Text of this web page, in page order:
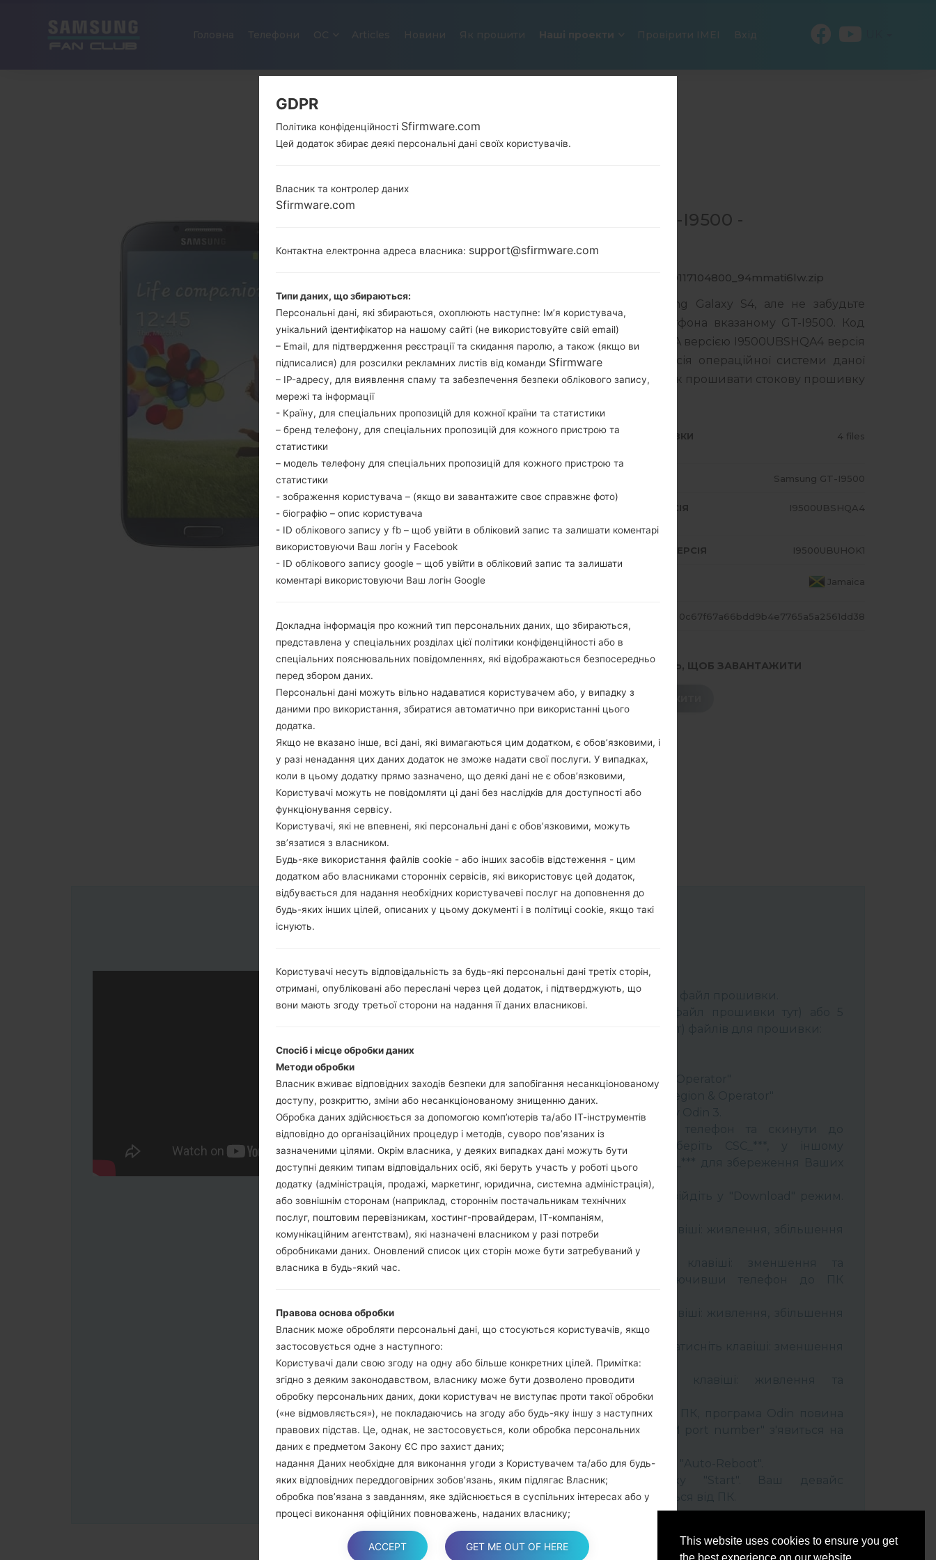
This website uses cookies to ensure you get
Новини Як прошити Наші проекти Провірити IMEI Вхід
ОФІЦІЙНА ПРОШИВКА #3174 ДЛЯ GT-I9500 -
SAMSUNGGALAXY S4
GT-I9500_1_20170117104800_94mmati6lw.zip
Завантажте останнє оновлення прошивки для Samsung Galaxy S4, але не забудьте
перевірити, чи відповідає номер моделі вашого смартфона вказаному GT-I9500. Код
прошивки JDI для JAMAICA. Продукт поставляється з PDA версією I9500UBSHQA4 версія
CSC I9500JDIHOK1, MODEM версия I9500UBUHOK1. Версія операційної системи даної
прошивки Android Lollipop 5.0.1. Повна інструкція про те, як прошивати стокову прошивку
на пристроях Samsung
НАЗВА ФАЙЛУ
GT-I9500_1_20170117104800_9
ТИП ПРОШИВКИ 4 files
Samsung GT-I9500
СИСТЕМА
PDA/AP ВЕРСІЯ I9500UBSHQA4
CSC ВЕРСІЯ MODEM/CP ВЕРСІЯ I9500UBUHOK1
РЕГІОН Jamaica
0c67f67a66bdd9b4e7765a5a2561dd38
1.ПЕРЕВІРТИ НАЯВНІСТЬ RECAPTCHA 2.НАТИСНІТЬ, ЩОБ ЗАВАНТАЖИТИ
ЗАВАНТАЖИТИ
Інструкції
Завантажте на свій ПК:Odin 3
Далі завантажте та розпакуйте файл прошивки.
Вам потрібно 1 (Вибрати 1 файл прошивки тут) або 5
CSC_***: "Country & Region & Operator"
HOME_CSC_***: "Country & Region & Operator"
Додайте усі файли у програму Odin 3.
Якщо ви хочете прошити телефон та скинути до
заводських налаштувань оберіть CSC_***, у іншому
випадку виберіть HOME_CSC_*** для збереження Ваших
даних.
Тепер вимкніть пристрій і увійдіть у "Download" режим.
Усі методи як це зробити:
Натисніть та утримуйти клавіші: живлення, збільшення
гучності та Bixbi.
гучності та додому.
звуку та Bixbi.
Натисніть та утримуйти клавіші: живлення та
збільшення гучності.
Далі підключить телефон до ПК, програма Odin повина
виявити Ваш девайс та "COM port number" з'явиться на
екрані.
Вказуйте лише "F.Reset" час та "Auto-Reboot".
В кінці натисніть кнопку "Start". Ваш девайс
перезагрузиться та відєднається від ПК.
GDPR
Політика конфіденційності Sfirmware.com
Цей додаток збирає деякі персональні дані своїх користувачів.
Власник та контролер даних
Sfirmware.com
Контактна електронна адреса власника: support@sfirmware.com
Типи даних, що збираються:
Персональні дані, які збираються, охоплюють наступне: Ім’я користувача,
унікальний ідентифікатор на нашому сайті (не використовуйте свій email)
– Email, для підтвердження реєстрації та скидання паролю, а також (якщо ви
підписалися) для розсилки рекламних листів від команди Sfirmware
– IP-адресу, для виявлення спаму та забезпечення безпеки облікового запису,
мережі та інформації
- Країну, для спеціальних пропозицій для кожної країни та статистики
– бренд телефону, для спеціальних пропозицій для кожного пристрою та
статистики
– модель телефону для спеціальних пропозицій для кожного пристрою та
статистики
- зображення користувача – (якщо ви завантажите своє справжнє фото)
- біографію – опис користувача
- ID облікового запису у fb – щоб увійти в обліковий запис та залишати коментарі
використовуючи Ваш логін у Facebook
- ID облікового запису google – щоб увійти в обліковий запис та залишати
коментарі використовуючи Ваш логін Google
Докладна інформація про кожний тип персональних даних, що збираються,
представлена у спеціальних розділах цієї політики конфіденційності або в
спеціальних пояснювальних повідомленнях, які відображаються безпосередньо
перед збором даних.
Персональні дані можуть вільно надаватися користувачем або, у випадку з
даними про використання, збиратися автоматично при використанні цього
додатка.
Якщо не вказано інше, всі дані, які вимагаються цим додатком, є обов’язковими, і
у разі ненадання цих даних додаток не зможе надати свої послуги. У випадках,
коли в цьому додатку прямо зазначено, що деякі дані не є обов’язковими,
Користувачі можуть не повідомляти ці дані без наслідків для доступності або
функціонування сервісу.
Користувачі, які не впевнені, які персональні дані є обов’язковими, можуть
зв’язатися з власником.
Будь-яке використання файлів cookie - або інших засобів відстеження - цим
додатком або власниками сторонніх сервісів, які використовує цей додаток,
відбувається для надання необхідних користувачеві послуг на доповнення до
будь-яких інших цілей, описаних у цьому документі і в політиці cookie, якщо такі
існують.
Користувачі несуть відповідальність за будь-які персональні дані третіх сторін,
отримані, опубліковані або переслані через цей додаток, і підтверджують, що
вони мають згоду третьої сторони на надання її даних власникові.
Спосіб і місце обробки даних
Методи обробки
Власник вживає відповідних заходів безпеки для запобігання несанкціонованому
доступу, розкриттю, зміни або несанкціонованому знищенню даних.
Обробка даних здійснюється за допомогою комп’ютерів та/або ІТ-інструментів
відповідно до організаційних процедур і методів, суворо пов’язаних із
зазначеними цілями. Окрім власника, у деяких випадках дані можуть бути
доступні деяким типам відповідальних осіб, які беруть участь у роботі цього
додатку (адміністрація, продажі, маркетинг, юридична, системна адміністрація),
або зовнішнім сторонам (наприклад, стороннім постачальникам технічних
послуг, поштовим перевізникам, хостинг-провайдерам, ІТ-компаніям,
комунікаційним агентствам), які назначені власником у разі потреби
обробниками даних. Оновлений список цих сторін може бути затребуваний у
власника в будь-який час.
Правова основа обробки
Власник може обробляти персональні дані, що стосуються користувачів, якщо
застосовується одне з наступного:
Користувачі дали свою згоду на одну або більше конкретних цілей. Примітка:
згідно з деяким законодавством, власнику може бути дозволено проводити
обробку персональних даних, доки користувач не виступає проти такої обробки
(«не відмовляється»), не покладаючись на згоду або будь-яку іншу з наступних
правових підстав. Це, однак, не застосовується, коли обробка персональних
даних є предметом Закону ЄС про захист даних;
надання Даних необхідне для виконання угоди з Користувачем та/або для будь-
яких відповідних переддоговірних зобов’язань, яким підлягає Власник;
обробка пов’язана з завданням, яке здійснюється в суспільних інтересах або у
процесі виконання офіційних повноважень, наданих власнику;
обробка необхідна для цілей законних інтересів, які переслідує власник або
ACCEPT GET ME OUT OF HERE